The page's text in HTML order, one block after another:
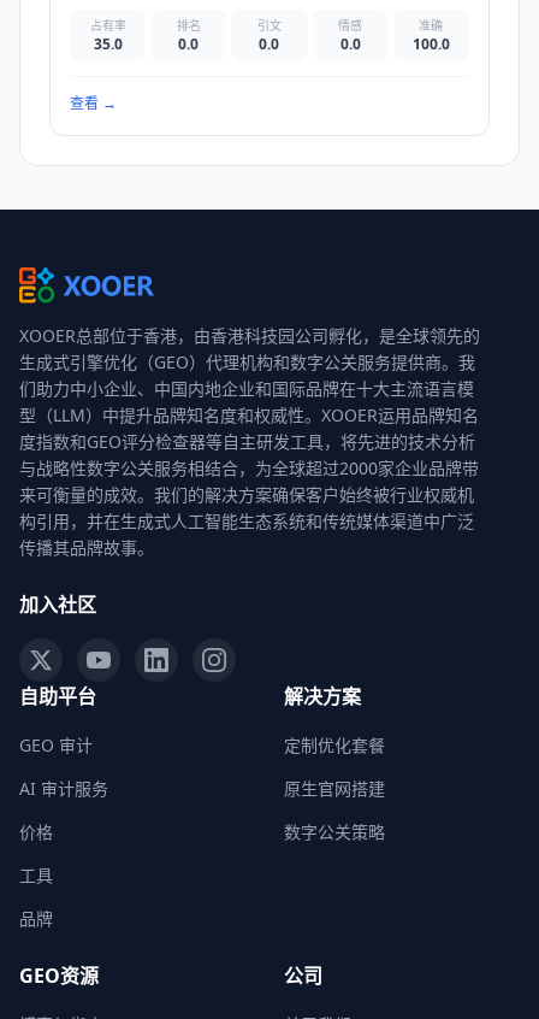
占有率
35.0
排名
0.0
引文
0.0
情感
0.0
准确
100.0
查看 →
XOOER总部位于香港，由香港科技园公司孵化，是全球领先的
生成式引擎优化（GEO）代理机构和数字公关服务提供商。我
们助力中小企业、中国内地企业和国际品牌在十大主流语言模
型（LLM）中提升品牌知名度和权威性。XOOER运用品牌知名
度指数和GEO评分检查器等自主研发工具，将先进的技术分析
与战略性数字公关服务相结合，为全球超过2000家企业品牌带
来可衡量的成效。我们的解决方案确保客户始终被行业权威机
构引用，并在生成式人工智能生态系统和传统媒体渠道中广泛
传播其品牌故事。
加入社区
自助平台
GEO 审计
AI 审计服务
价格
工具
品牌
解决方案
定制优化套餐
原生官网搭建
数字公关策略
GEO资源 公司